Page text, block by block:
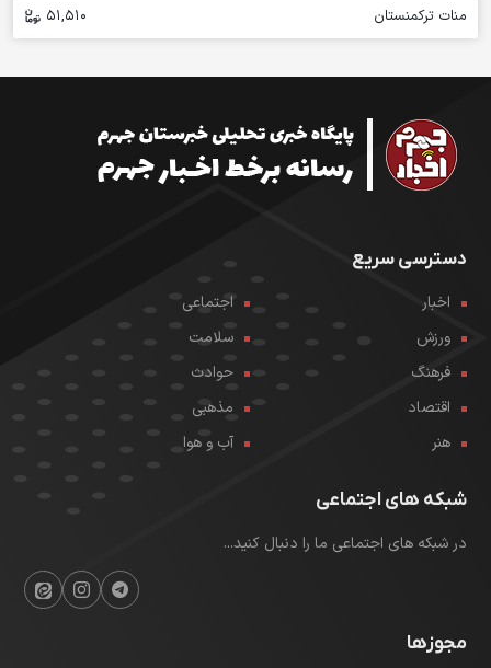
منات ترکمنستان
51,510
دسترسی سریع
اخبار
اجتماعی
ورزش
سلامت
فرهنگ
حوادث
اقتصاد
مذهبی
هنر
آب و هوا
شبکه های اجتماعی
در شبکه های اجتماعی ما را دنبال کنید...
مجوزها